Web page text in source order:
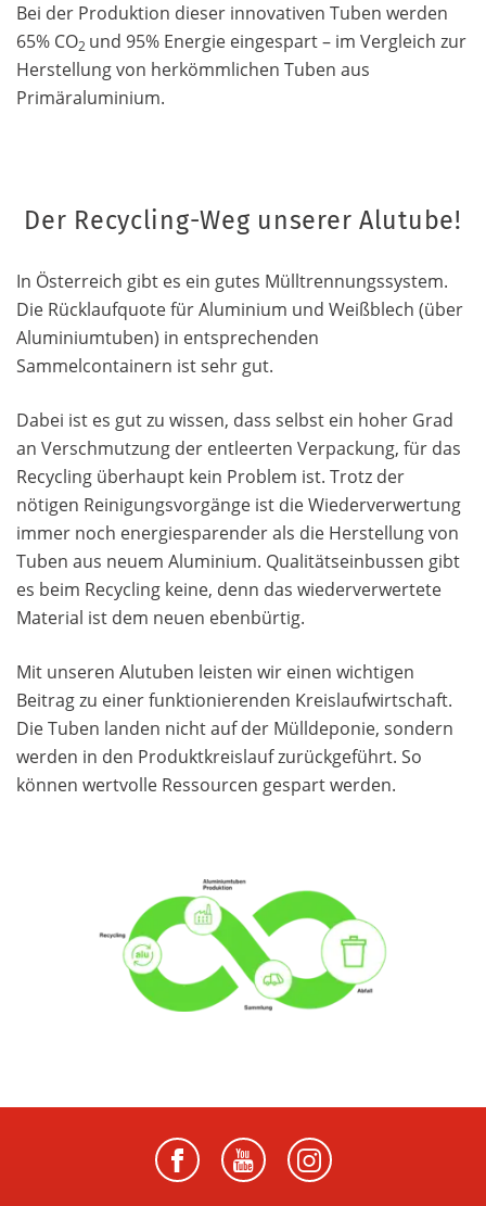
Bei der Produktion dieser innovativen Tuben werden
65% CO2 und 95% Energie eingespart – im Vergleich zur
Herstellung von herkömmlichen Tuben aus
Primäraluminium.
Der Recycling-Weg unserer Alutube!
In Österreich gibt es ein gutes Mülltrennungssystem.
Die Rücklaufquote für Aluminium und Weißblech (über
Aluminiumtuben) in entsprechenden
Sammelcontainern ist sehr gut.
Dabei ist es gut zu wissen, dass selbst ein hoher Grad
an Verschmutzung der entleerten Verpackung, für das
Recycling überhaupt kein Problem ist. Trotz der
nötigen Reinigungsvorgänge ist die Wiederverwertung
immer noch energiesparender als die Herstellung von
Tuben aus neuem Aluminium. Qualitätseinbussen gibt
es beim Recycling keine, denn das wiederverwertete
Material ist dem neuen ebenbürtig.
Mit unseren Alutuben leisten wir einen wichtigen
Beitrag zu einer funktionierenden Kreislaufwirtschaft.
Die Tuben landen nicht auf der Mülldeponie, sondern
werden in den Produktkreislauf zurückgeführt. So
können wertvolle Ressourcen gespart werden.